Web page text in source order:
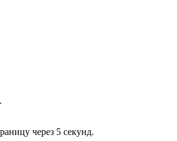
через 5 секунд.